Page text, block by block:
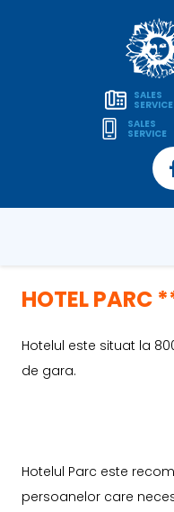
SALES
SERVICE
SALES
SERVICE
HOTEL PARC
Hotelul este situat la
de gara.
Hotelul Parc este
persoanelor care